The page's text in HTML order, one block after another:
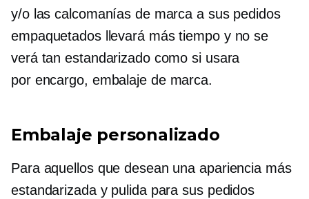
y/o las calcomanías de marca a sus pedidos
empaquetados llevará más tiempo y no se
verá tan estandarizado como si usara
por encargo, embalaje de marca.
Embalaje personalizado
Para aquellos que desean una apariencia más
estandarizada y pulida para sus pedidos